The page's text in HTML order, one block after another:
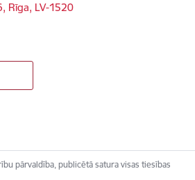
Rīga, LV-1520
pārvaldība, publicētā satura visas tiesības